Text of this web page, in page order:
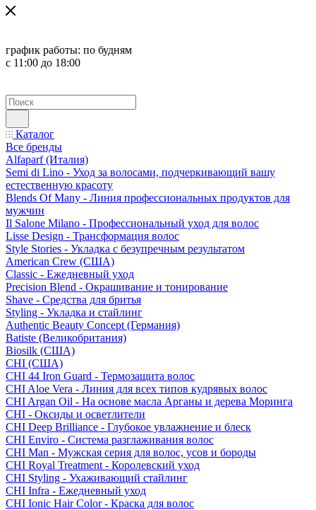
график работы: по будням
с 11:00 до 18:00
Каталог
Все бренды
Alfaparf (Италия)
Semi di Lino - Уход за волосами, подчеркивающий вашу
естественную красоту
Blends Of Many - Линия профессиональных продуктов для
мужчин
Il Salone Milano - Профессиональный уход для волос
Lisse Design - Трансформация волос
Style Stories - Укладка с безупречным результатом
American Crew (США)
Classic - Ежедневный уход
Precision Blend - Окрашивание и тонирование
Shave - Средства для бритья
Styling - Укладка и стайлинг
Authentic Beauty Concept (Германия)
Batiste (Великобритания)
Biosilk (США)
CHI (США)
CHI 44 Iron Guard - Термозащита волос
CHI Aloe Vera - Линия для всех типов кудрявых волос
CHI Argan Oil - На основе масла Арганы и дерева Моринга
CHI - Оксиды и осветлители
CHI Deep Brilliance - Глубокое увлажнение и блеск
CHI Enviro - Система разглаживания волос
CHI Man - Мужская серия для волос, усов и бороды
CHI Royal Treatment - Королевский уход
CHI Styling - Ухаживающий стайлинг
CHI Infra - Ежедневный уход
CHI Ionic Hair Color - Краска для волос